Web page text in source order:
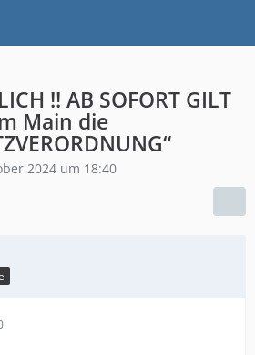
!! AB SOFORT GILT
Main die
2024 um 18:40